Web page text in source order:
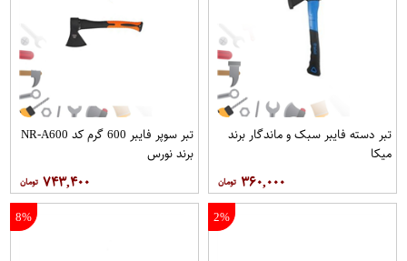
تبر دسته فایبر سبک و ماندگار برند
میکا
۳۶۰,۰۰۰
تبر سوپر فایبر 600 گرم کد NR-A600
برند نورس
۷۴۳,۴۰۰
2%
8%